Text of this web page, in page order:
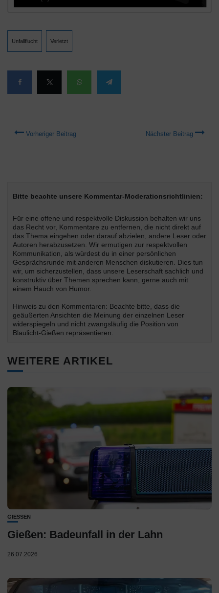
Unfallflucht Verletzt
Vorheriger Beitrag Nächster Beitrag
Bitte beachte unsere Kommentar-Moderationsrichtlinien:
Für eine offene und respektvolle Diskussion behalten wir uns
das Recht vor, Kommentare zu entfernen, die nicht direkt auf
das Thema eingehen oder darauf abzielen, andere Leser oder
Autoren herabzusetzen. Wir ermutigen zur respektvollen
Kommunikation, als würdest du in einer persönlichen
Gesprächsrunde mit anderen Menschen diskutieren. Dies tun
wir, um sicherzustellen, dass unsere Leserschaft sachlich und
konstruktiv über Themen sprechen kann, gerne auch mit
einem Hauch von Humor.
Hinweis zu den Kommentaren: Beachte bitte, dass die
geäußerten Ansichten die Meinung der einzelnen Leser
widerspiegeln und nicht zwangsläufig die Position von
Blaulicht-Gießen repräsentieren.
WEITERE ARTIKEL
GIESSEN
Gießen: Badeunfall in der Lahn
26.07.2026